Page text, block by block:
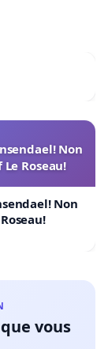
Non
Roseau!
Non
vous